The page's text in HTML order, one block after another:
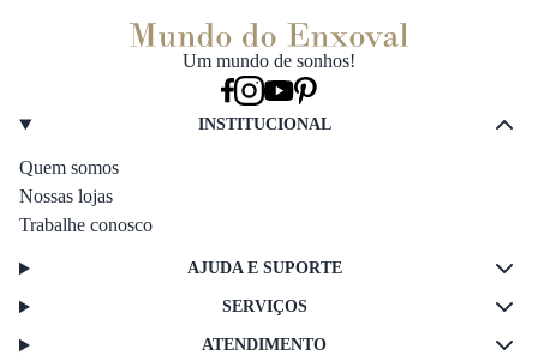
Um mundo de sonhos!
INSTITUCIONAL
Quem somos
Nossas lojas
Trabalhe conosco
AJUDA E SUPORTE
SERVIÇOS
ATENDIMENTO